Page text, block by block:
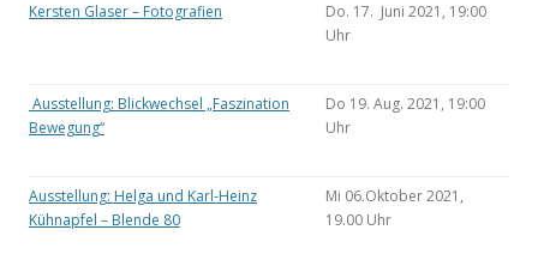
Kersten Glaser – Fotografien
Do. 17. Juni 2021, 19:00
Uhr
Ausstellung: Blickwechsel „Faszination
Bewegung“
Do 19. Aug. 2021, 19:00
Uhr
Ausstellung: Helga und Karl-Heinz
Kühnapfel – Blende 80
Mi 06.Oktober 2021,
19.00 Uhr